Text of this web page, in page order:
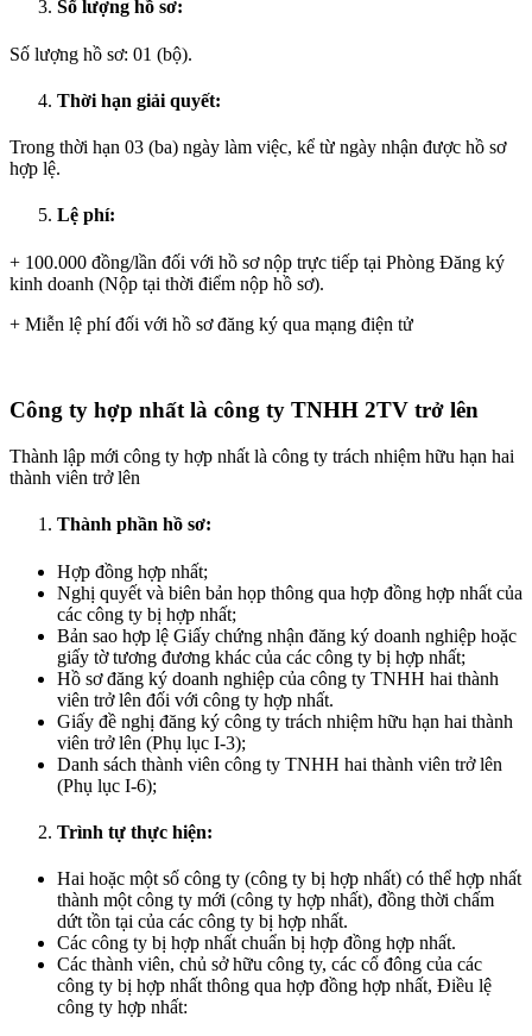
Số lượng hồ sơ:
Số lượng hồ sơ: 01 (bộ).
Thời hạn giải quyết:
Trong thời hạn 03 (ba) ngày làm việc, kể từ ngày nhận được hồ sơ
hợp lệ.
Lệ phí:
+ 100.000 đồng/lần đối với hồ sơ nộp trực tiếp tại Phòng Đăng ký
kinh doanh (Nộp tại thời điểm nộp hồ sơ).
+ Miễn lệ phí đối với hồ sơ đăng ký qua mạng điện tử
Công ty hợp nhất là công ty TNHH 2TV trở lên
Thành lập mới công ty hợp nhất là công ty trách nhiệm hữu hạn hai
thành viên trở lên
Thành phần hồ sơ:
Hợp đồng hợp nhất;
Nghị quyết và biên bản họp thông qua hợp đồng hợp nhất của
các công ty bị hợp nhất;
Bản sao hợp lệ Giấy chứng nhận đăng ký doanh nghiệp hoặc
giấy tờ tương đương khác của các công ty bị hợp nhất;
Hồ sơ đăng ký doanh nghiệp của công ty TNHH hai thành
viên trở lên đối với công ty hợp nhất.
Giấy đề nghị đăng ký công ty trách nhiệm hữu hạn hai thành
viên trở lên (Phụ lục I-3);
Danh sách thành viên công ty TNHH hai thành viên trở lên
(Phụ lục I-6);
Trình tự thực hiện:
Hai hoặc một số công ty (công ty bị hợp nhất) có thể hợp nhất
thành một công ty mới (công ty hợp nhất), đồng thời chấm
dứt tồn tại của các công ty bị hợp nhất.
Các công ty bị hợp nhất chuẩn bị hợp đồng hợp nhất.
Các thành viên, chủ sở hữu công ty, các cổ đông của các
công ty bị hợp nhất thông qua hợp đồng hợp nhất, Điều lệ
công ty hợp nhất: